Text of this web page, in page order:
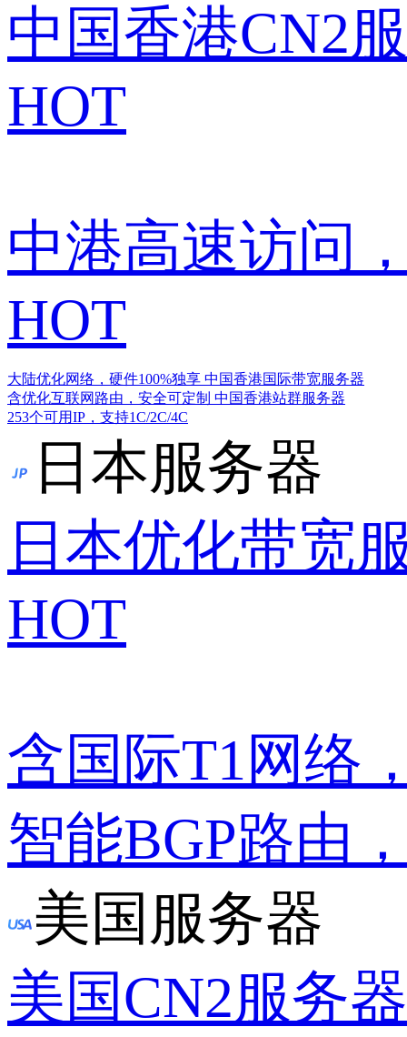
中国香港CN2
HOT
中港高速访问
HOT
大陆优化网络，硬件100%独享 中国香港国际带宽服务器
含优化互联网路由，安全可定制 中国香港站群服务器
253个可用IP，支持1C/2C/4C
日本服务器
日本优化带宽
HOT
含国际T1网络
智能BGP路由
美国服务器
美国CN2服务器